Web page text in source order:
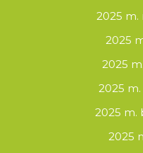
2025 m.
2025
2025
2025
2025 m.
2025